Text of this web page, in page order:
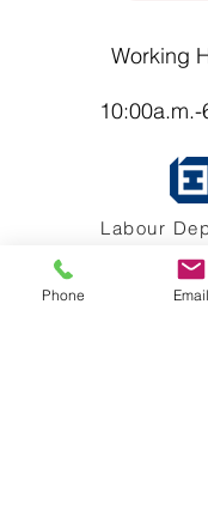
Working
Labour
Employment
No.
Phone Email